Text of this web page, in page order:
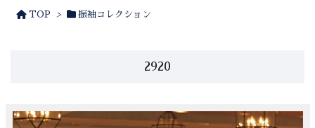
TOP > 振袖コレクション
2920